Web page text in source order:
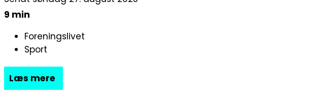
9 min
Foreningslivet
Sport
Victors VM
Læs mere